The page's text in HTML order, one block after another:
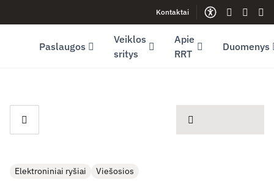
Youtube (opens in new window)Kontaktai
Gestų
Paslaugos
Veiklos
sritys
Apie
RRT
Duomenys
spausdinti
Elektroniniai ryšiai Viešosios